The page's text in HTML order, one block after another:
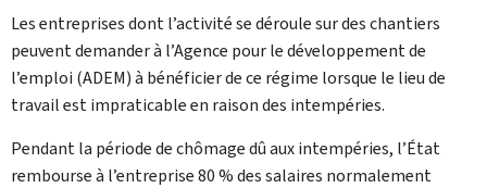
Les entreprises dont l’activité se déroule sur des chantiers
peuvent demander à l’Agence pour le développement de
l’emploi (ADEM) à bénéficier de ce régime lorsque le lieu de
travail est impraticable en raison des intempéries.
Pendant la période de chômage dû aux intempéries, l’État
rembourse à l’entreprise 80 % des salaires normalement